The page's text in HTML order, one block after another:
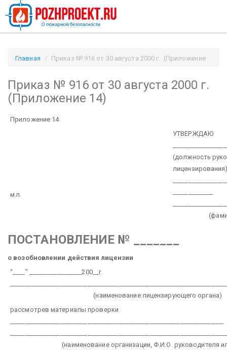
Главная
Приказ № 916 от 30 августа 2000 г. (Приложение
Приказ № 916 от 30 августа 2000 г.
(Приложение 14)
Приложение 14
м.п.
УТВЕРЖДАЮ
(должность
(фамилия,
ПОСТАНОВЛЕНИЕ № _______
о возобновлении действия лицензии
“____” _________________200__г.
(наименование лицензирующего органа)
рассмотрев материалы проверки
(наименование организации, Ф.И.О. руководителя или